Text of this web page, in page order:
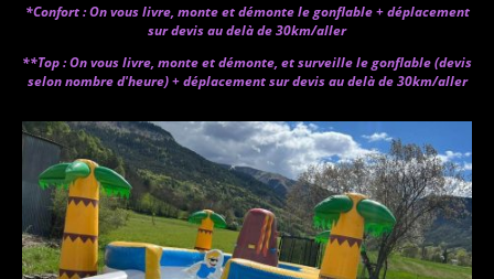
*Confort : On vous livre, monte et démonte le gonflable + déplacement
sur devis au delà de 30km/aller
**Top : On vous livre, monte et démonte, et surveille le gonflable (devis
selon nombre d'heure) + déplacement sur devis au delà de 30km/aller